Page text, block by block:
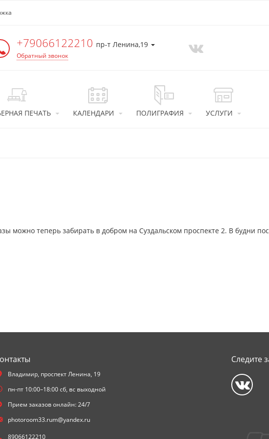
+79066122210 пр-т Ленина,19
Обратный звонок
ПЕЧАТЬ КАЛЕНДАРИ ПОЛИГРАФИЯ УСЛУГИ
можно теперь забирать в добром на Суздальском проспекте 2. В будни
Владимир, проспект Ленина, 19
пн-пт 10:00–18:00 сб, вс выходной
Прием заказов онлайн: 24/7
photoroom33.rum@yandex.ru
89066122210
Следите